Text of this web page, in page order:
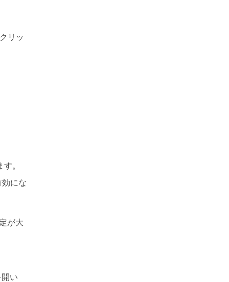
リッ
。
にな
が大
い